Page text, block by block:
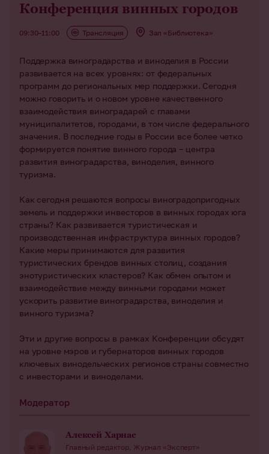
Конференция винных городов
09:30–11:00 Зал «Библиотека»
Трансляция
Поддержка виноградарства и виноделия в России
развивается на всех уровнях: от федеральных
программ до региональных мер поддержки. Сегодня
можно говорить и о новом уровне качественного
взаимодействия виноградарей с главами
муниципалитетов, городами, в том числе федерального
значения. В последние годы в России все более четко
формируется понятие винного города – центра
развития виноградарства, виноделия, винного
туризма.
Как сегодня решаются вопросы виноградопригодных
земель и поддержки инвесторов в винных городах юга
страны? Как развивается туристическая и
производственная инфраструктура винных городов?
Какие меры принимаются для развития
туристических брендов винных столиц, создания
энотуристических кластеров? Как обмен опытом и
взаимодействие между винными городами может
ускорить развитие виноградарства, виноделия и
винного туризма?
Эти и другие вопросы в рамках Конференции обсудят
на уровне мэров и губернаторов винных городов
ключевых винодельческих регионов страны совместно
с инвесторами и виноделами.
Модератор
Алексей Харнас
Главный редактор, Журнал «Эксперт»